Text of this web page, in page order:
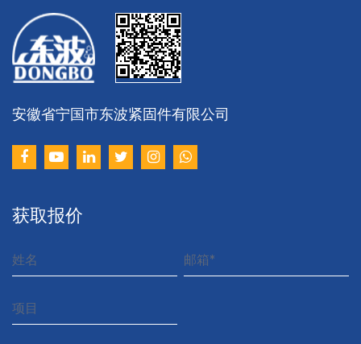
安徽省宁国市东波紧固件有限公司
获取报价